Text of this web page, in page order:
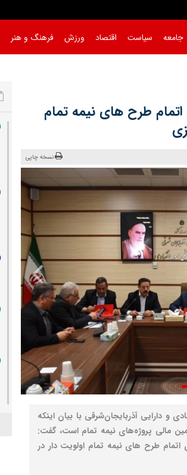
جامعه سیاست اقتصاد ورزش فرهنگ و هنر
برای اتمام طرح های نیمه تمام
نسخه چاپی
و دارایی آذربایجان‌شرقی با بیان اینکه
مالی پروژه‌های نیمه تمام است، گفت:
برای اتمام طرح های نیمه تمام اولویت دار در